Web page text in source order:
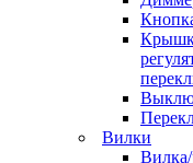
Вилки
Вилка/